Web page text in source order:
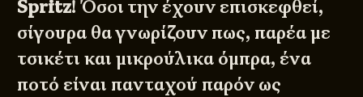
Spritz! Όσοι την έχουν επισκεφθεί,
σίγουρα θα γνωρίζουν πως, παρέα με
τσικέτι και μικρούλικα όμπρα, ένα
ποτό είναι πανταχού παρόν ως